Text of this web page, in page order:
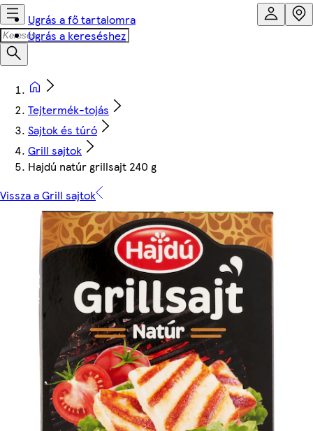
Ugrás a fő tartalomra
Ugrás a kereséshez
Tejtermék-tojás
Sajtok és túró
Grill sajtok
Hajdú natúr grillsajt 240 g
Vissza a Grill sajtok